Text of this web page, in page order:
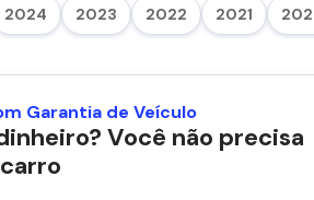
2024 2023 2022 2021
Garantia de Veículo
Você não precisa